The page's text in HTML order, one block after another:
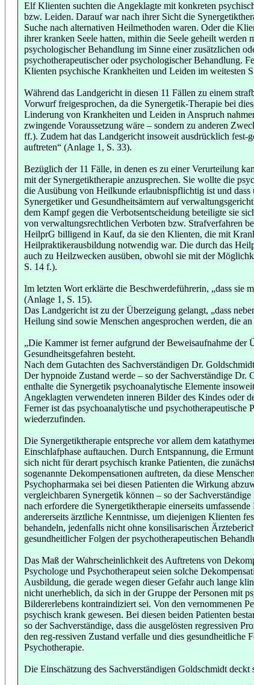
Elf Klienten suchten die Angeklagte mit konkreten
bzw. Leiden. Darauf war nach ihrer Sicht die
Suche nach alternativen Heilmethoden waren. Oder die
ihrer kranken Seele hatten, mithin die Seele geheilt werden
psychologischer Behandlung im Sinne einer zusätzlichen
psychotherapeutischer oder psychologischer Behandlung.
Klienten psychische Krankheiten und Leiden im weitesten
Während das Landgericht in diesen 11 Fällen zu einem
Vorwurf freigesprochen, da die Synergetik-Therapie bei
Linderung von Krankheiten und Leiden in Anspruch
zwingende Voraussetzung wäre – sondern zu anderen
ff.). Zudem hat das Landgericht insoweit ausdrücklich fest-
auftreten“ (Anlage 1, S. 33).
Bezüglich der 11 Fälle, in denen es zu einer Verurteilung
mit der Synergetiktherapie anzusprechen. Sie wollte die
die Ausübung von Heilkunde erlaubnispflichtig ist und
Synergetiker und Gesundheitsämtern auf
dem Kampf gegen die Verbotsentscheidung beteiligte sie
von verwaltungsrechtlichen Verboten bzw. Strafverfahren
HeilprG billigend in Kauf, da sie den Klienten, die mit
Heilpraktikerausbildung notwendig war. Die durch das
auch zu Heilzwecken ausüben, obwohl sie mit der
S. 14 f.).
Im letzten Wort erklärte die Beschwerdeführerin, „dass sie
(Anlage 1, S. 15).
Das Landgericht ist zu der Überzeigung gelangt, „dass
Heilung sind sowie Menschen angesprochen werden, die
„Die Kammer ist ferner aufgrund der Beweisaufnahme
Gesundheitsgefahren besteht.
Nach dem Gutachten des Sachverständigen Dr.
Der hypnoide Zustand werde – so der Sachverständige Dr.
enthalte die Synergetik psychoanalytische Elemente
Angeklagten verwendeten inneren Bilder des Kindes oder
Ferner ist das psychoanalytische und
wiederzufinden.
Die Synergetiktherapie entspreche vor allem dem
Einschlafphase auftauchen. Durch Entspannung, die
sich nicht für derart psychisch kranke Patienten, die
sogenannte Dekompensationen auftreten, da diese
Psychopharmaka sei bei diesen Patienten die Wirkung
vergleichbaren Synergetik können – so der
nach erfordere die Synergetiktherapie einerseits
andererseits ärztliche Kenntnisse, um diejenigen Klienten
behandeln, jedenfalls nicht ohne konsilisarischen
gesundheitlicher Folgen der psychotherapeutischen
Das Maß der Wahrscheinlichkeit des Auftretens von
Psychologe und Psychotherapeut seien solche
Ausbildung, die gerade wegen dieser Gefahr auch lange
nicht unerheblich, da sich in der Gruppe der Personen mit
Bildererlebens kontraindiziert sei. Von den vernommenen
psychisch krank gewesen. Bei diesen beiden Patienten
so der Sachverständige, dass die ausgelösten regressiven
den reg-ressiven Zustand verfalle und dies gesundheitliche
Psychotherapie.
Die Einschätzung des Sachverständigen Goldschmidt